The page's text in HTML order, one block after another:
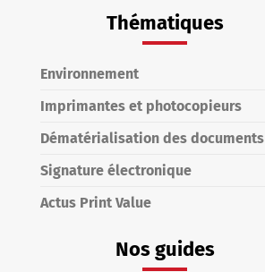
Thématiques
Environnement
Imprimantes et photocopieurs
Dématérialisation des documents
Signature électronique
Actus Print Value
Nos guides